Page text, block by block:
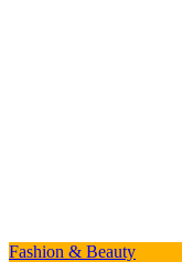
Fashion & Beauty